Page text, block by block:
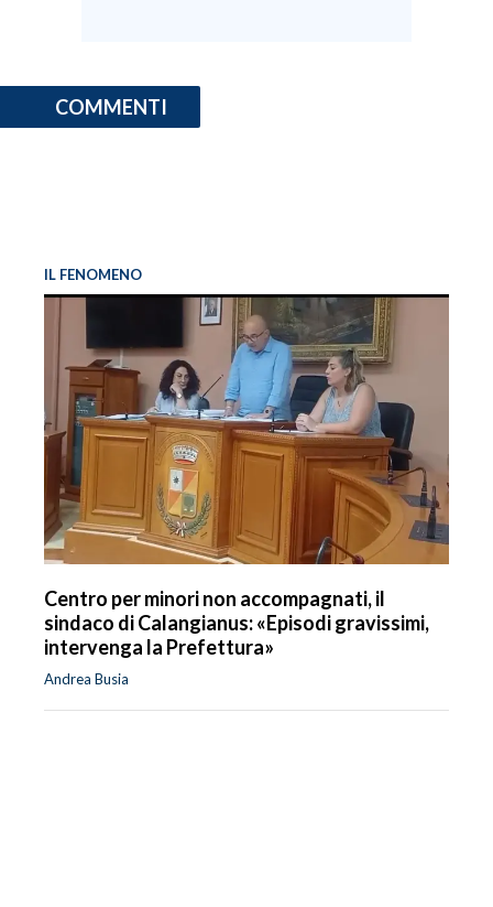
COMMENTI
IL FENOMENO
Centro per minori non accompagnati, il
sindaco di Calangianus: «Episodi gravissimi,
intervenga la Prefettura»
Andrea Busia